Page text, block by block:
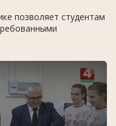
позволяет студентам